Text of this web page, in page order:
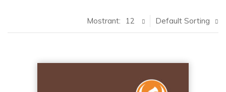
Default Sorting
Mostrant: 12